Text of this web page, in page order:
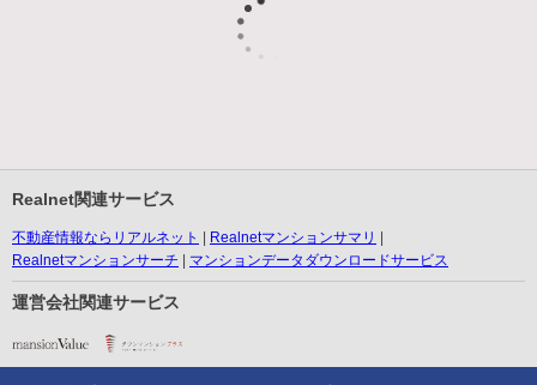
Realnet関連サービス
不動産情報ならリアルネット
Realnetマンションサマリ
Realnetマンションサーチ
マンションデータダウンロードサービス
運営会社関連サービス